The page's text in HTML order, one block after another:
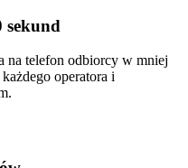
sekund
na telefon odbiorcy w mniej
operatora i